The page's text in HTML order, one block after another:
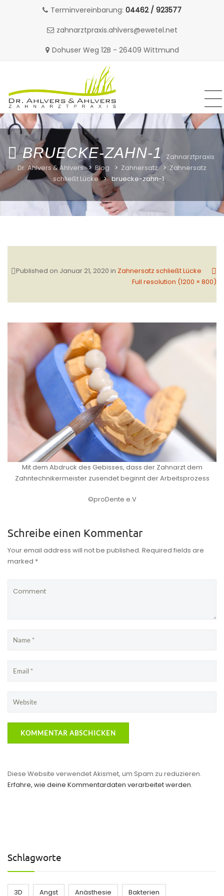
Terminvereinbarung: 04462 / 923577
zahnarztpraxis.ahlvers@ewetel.net
Dohuser Weg 12B - 26409 Wittmund
Skip
to
content
BRUECKE-ZAHN-1 Zahnarztpraxis
Dr. Ahlvers & Ahlvers > Blog > Zahnersatz > Zahnersatz
schließt Lücke > bruecke-zahn-1
Published on Januar 21, 2020 in Zahnersatz schließt Lücke
Full resolution (1200 × 800)
Mit dem Abdruck des Gebisses, dass der Zahnarzt dem
Zahntechnikermeister zusendet beginnt der Arbeitsprozess
©proDente e.V
Schreibe einen Kommentar
Your email address will not be published. Required fields are
marked *
Diese Website verwendet Akismet, um Spam zu reduzieren.
Erfahre, wie deine Kommentardaten verarbeitet werden.
Schlagworte
3D Angst Anästhesie Bakterien